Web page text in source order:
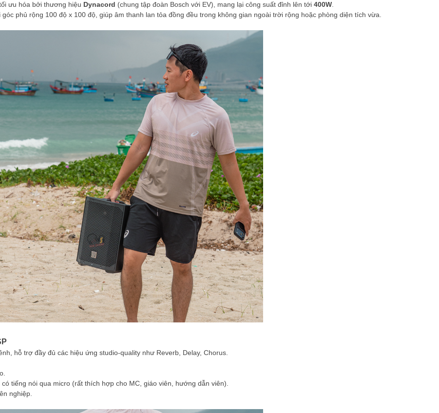
ưu hóa bởi thương hiệu Dynacord (chung tập đoàn Bosch với EV), mang lại công suất đỉnh lên tới 400W
góc phủ rộng 100 độ x 100 độ, giúp âm thanh lan tỏa đồng đều trong không gian ngoài trời rộng hoặc phòng diện tích vừa.
hỗ trợ đầy đủ các hiệu ứng studio-quality như Reverb, Delay, Chorus.
tiếng nói qua micro (rất thích hợp cho MC, giáo viên, hướng dẫn viên).
nghiệp.